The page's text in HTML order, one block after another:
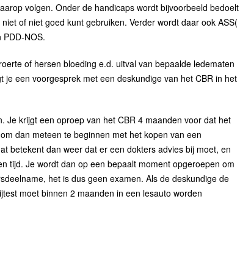
volgen. Onder de handicaps wordt bijvoorbeeld bedoelt
of niet goed kunt gebruiken. Verder wordt daar ook ASS(
NOS.
of hersen bloeding e.d. uitval van bepaalde ledematen
een voorgesprek met een deskundige van het CBR in het
krijgt een oproep van het CBR 4 maanden voor dat het
dan meteen te beginnen met het kopen van een
betekent dan weer dat er een dokters advies bij moet, en
tijd. Je wordt dan op een bepaalt moment opgeroepen om
het is dus geen examen. Als de deskundige de
moet binnen 2 maanden in een lesauto worden